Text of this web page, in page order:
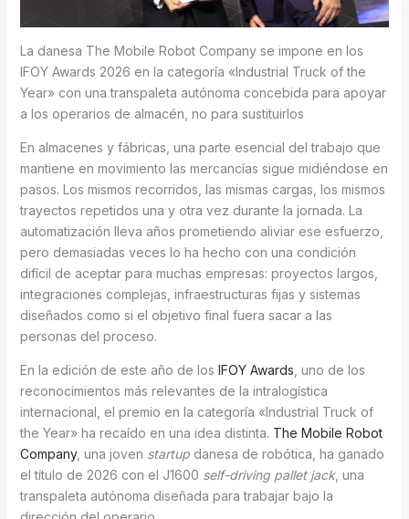
La danesa The Mobile Robot Company se impone en los
IFOY Awards 2026 en la categoría «Industrial Truck of the
Year» con una transpaleta autónoma concebida para apoyar
a los operarios de almacén, no para sustituirlos
En almacenes y fábricas, una parte esencial del trabajo que
mantiene en movimiento las mercancías sigue midiéndose en
pasos. Los mismos recorridos, las mismas cargas, los mismos
trayectos repetidos una y otra vez durante la jornada. La
automatización lleva años prometiendo aliviar ese esfuerzo,
pero demasiadas veces lo ha hecho con una condición
difícil de aceptar para muchas empresas: proyectos largos,
integraciones complejas, infraestructuras fijas y sistemas
diseñados como si el objetivo final fuera sacar a las
personas del proceso.
En la edición de este año de los IFOY Awards , uno de los
reconocimientos más relevantes de la intralogística
internacional, el premio en la categoría «Industrial Truck of
the Year» ha recaído en una idea distinta. The Mobile Robot
Company, una joven startupdanesa de robótica, ha ganado
el título de 2026 con el J1600 self-driving pallet jack, una
transpaleta autónoma diseñada para trabajar bajo la